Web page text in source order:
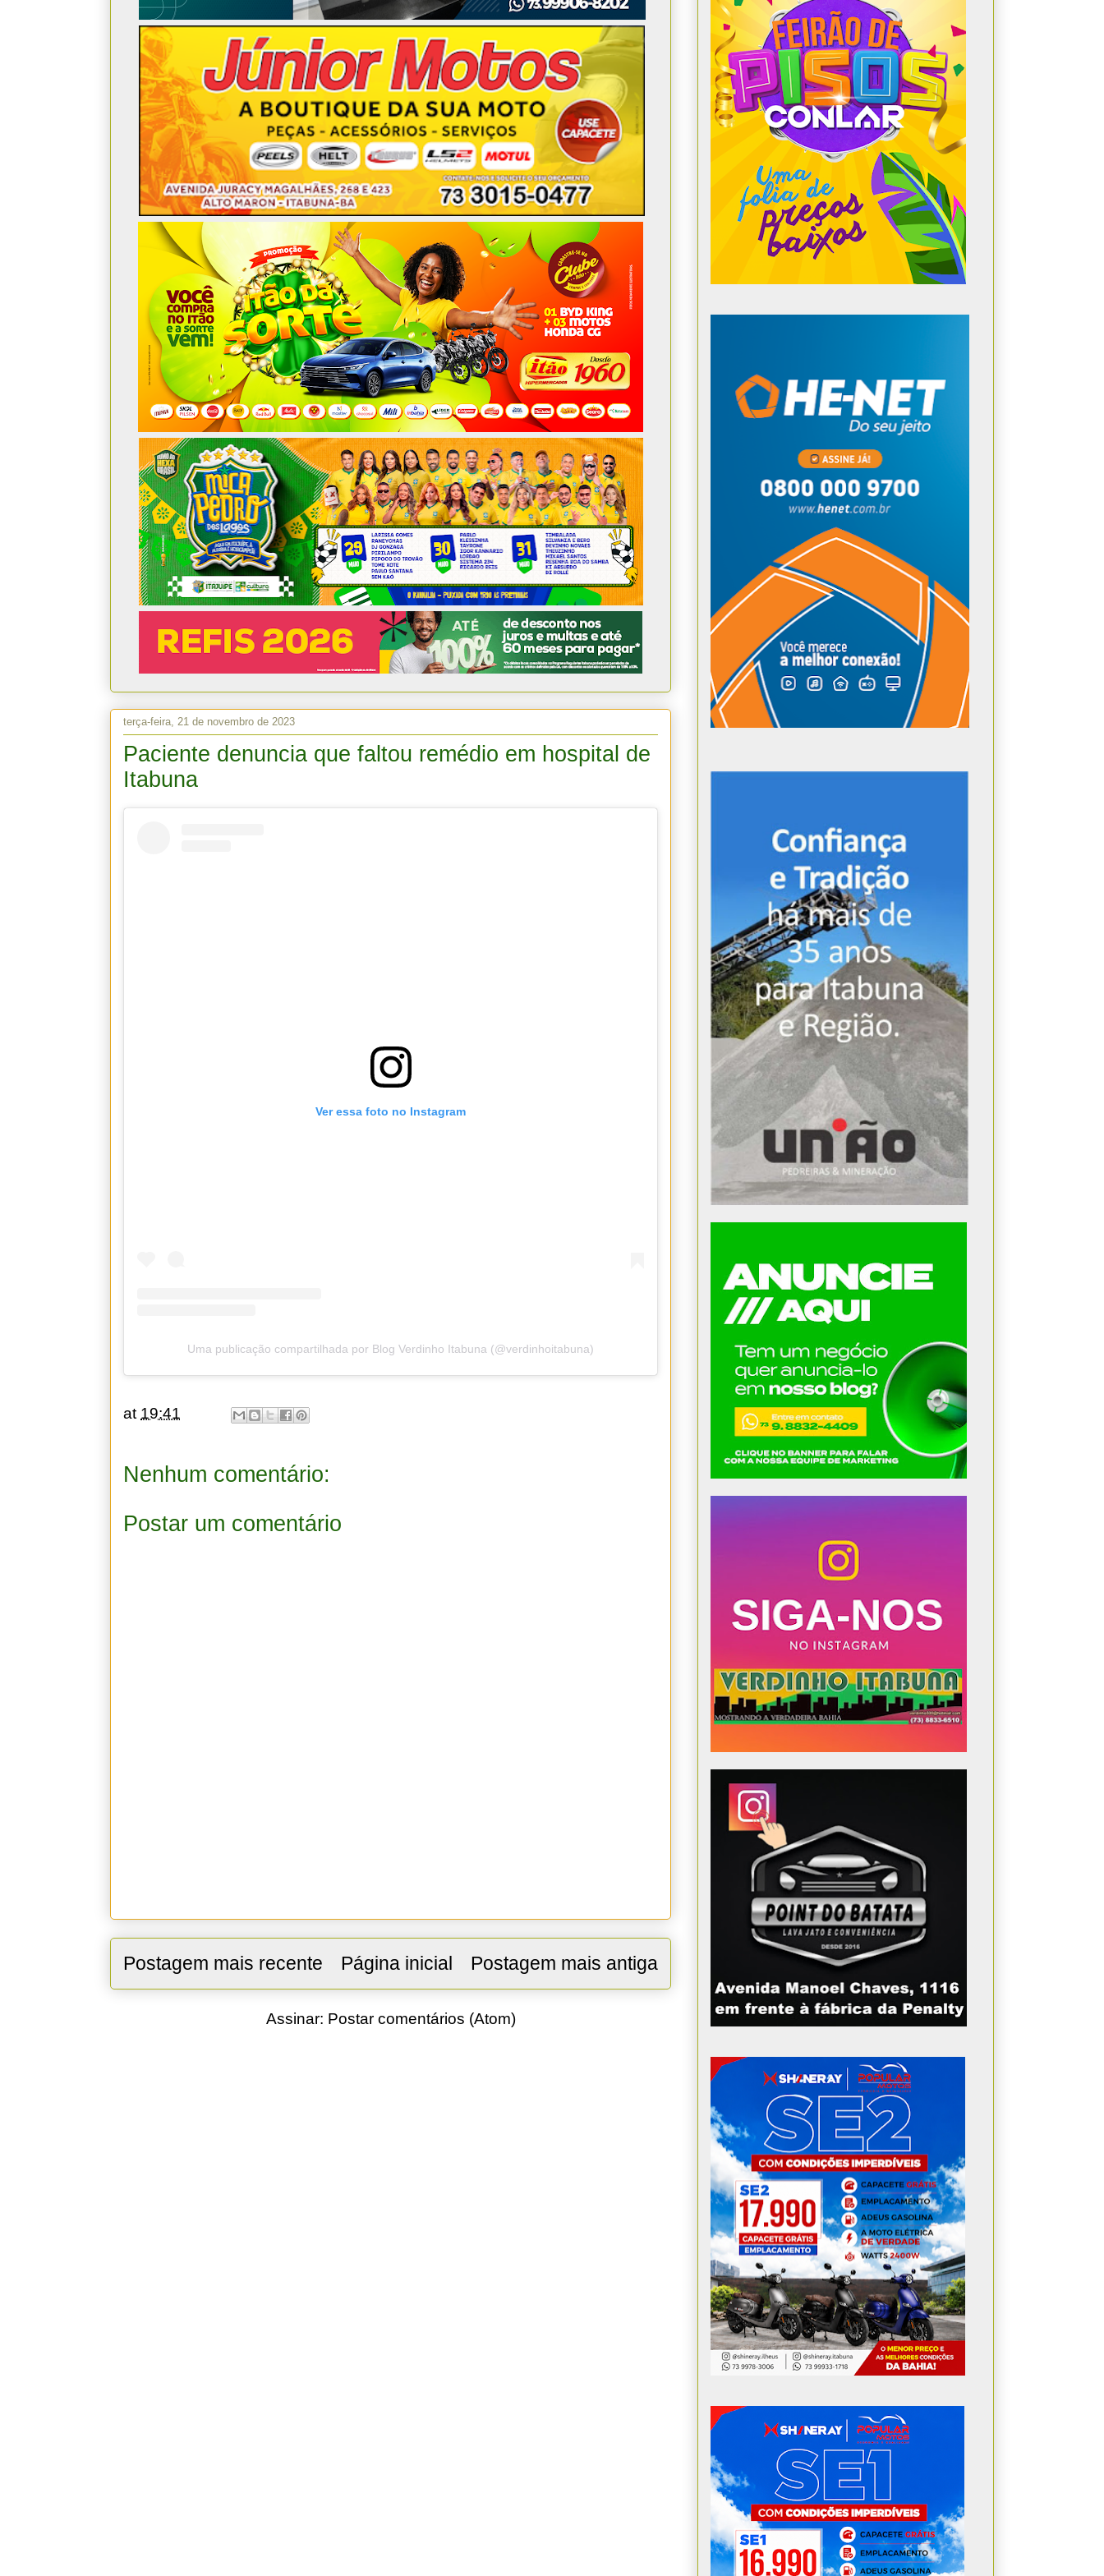
terça-feira, 21 de novembro de 2023
Paciente denuncia que faltou remédio em hospital de
Itabuna
Ver essa foto no Instagram
Uma publicação compartilhada por Blog Verdinho Itabuna (@verdinhoitabuna)
at 19:41
Nenhum comentário:
Postar um comentário
Postagem mais recente Postagem mais antiga
Página inicial
Assinar: Postar comentários (Atom)